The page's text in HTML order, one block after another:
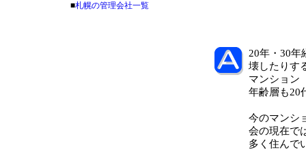
20年・30年
壊したりす
マンション
年齢層も20
今のマンシ
会の現在で
多く住んで
■札幌の管理会社一覧